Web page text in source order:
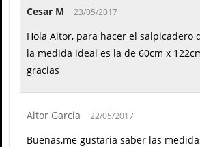
Cesar M 23/05/2017
Hola Aitor, para hacer el salpicadero
la medida ideal es la de 60cm x
gracias
Aitor Garcia 22/05/2017
Buenas,me gustaria saber las